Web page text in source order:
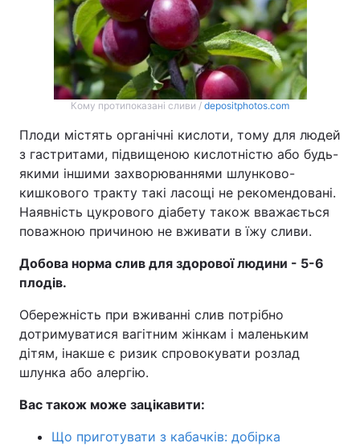
Кому протипоказані сливи / depositphotos.com
Плоди містять органічні кислоти, тому для людей
з гастритами, підвищеною кислотністю або будь-
якими іншими захворюваннями шлунково-
кишкового тракту такі ласощі не рекомендовані.
Наявність цукрового діабету також вважається
поважною причиною не вживати в їжу сливи.
Добова норма слив для здорової людини - 5-6
плодів.
Обережність при вживанні слив потрібно
дотримуватися вагітним жінкам і маленьким
дітям, інакше є ризик спровокувати розлад
шлунка або алергію.
Вас також може зацікавити:
Що приготувати з кабачків: добірка